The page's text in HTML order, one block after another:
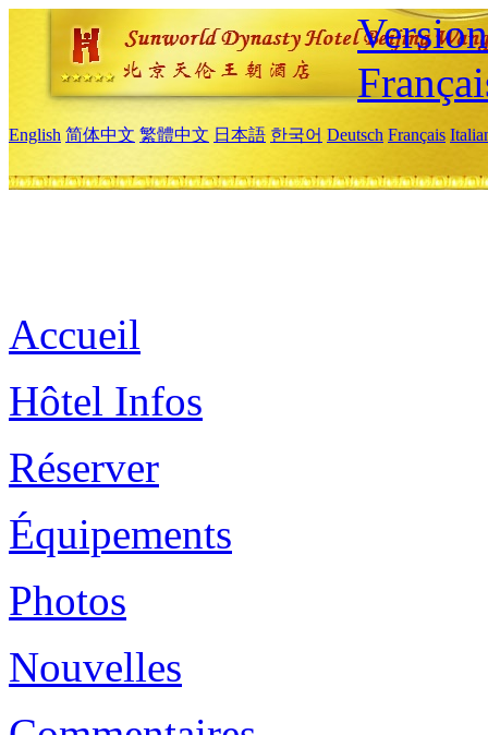
English 简体中文 繁體中文 日本語 한국어 Deutsch Français
Accueil
Hôtel Infos
Réserver
Équipements
Photos
Nouvelles